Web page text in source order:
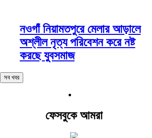
নওগাঁ নিয়ামতপুরে মেলার আড়ালে
অশ্লীল নৃত্য পরিবেশন করে নষ্ট
করছে যুবসমাজ
সব খবর
ফেসবুকে আমরা